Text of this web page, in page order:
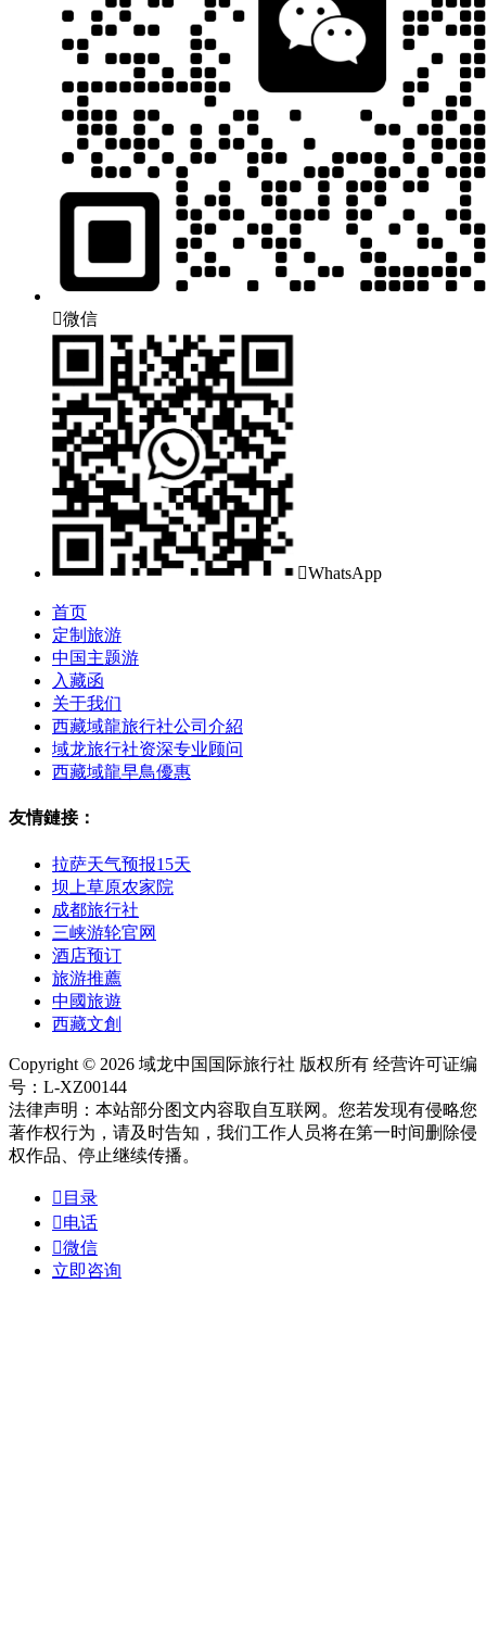
微信
WhatsApp
首页
定制旅游
中国主题游
入藏函
关于我们
西藏域龍旅行社公司介紹
域龙旅行社资深专业顾问
西藏域龍早鳥優惠
友情鏈接：
拉萨天气预报15天
坝上草原农家院
成都旅行社
三峡游轮官网
酒店预订
旅游推薦
中國旅遊
西藏文創
Copyright © 2026 域龙中国国际旅行社 版权所有 经营许可证编
号：L-XZ00144
法律声明：本站部分图文内容取自互联网。您若发现有侵略您
著作权行为，请及时告知，我们工作人员将在第一时间删除侵
权作品、停止继续传播。
 目录
电话
微信
立即咨询